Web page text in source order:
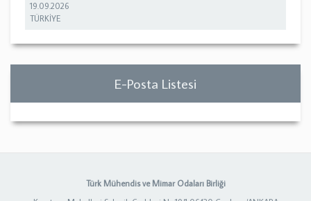
19.09.2026
TÜRKİYE
E-Posta Listesi
Türk Mühendis ve Mimar Odaları Birliği